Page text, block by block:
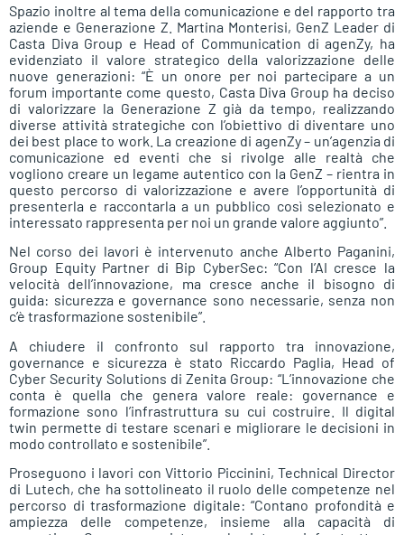
Spazio inoltre al tema della comunicazione e del rapporto tra
aziende e Generazione Z. Martina Monterisi, GenZ Leader di
Casta Diva Group e Head of Communication di agenZy, ha
evidenziato il valore strategico della valorizzazione delle
nuove generazioni: “È un onore per noi partecipare a un
forum importante come questo, Casta Diva Group ha deciso
di valorizzare la Generazione Z già da tempo, realizzando
diverse attività strategiche con l’obiettivo di diventare uno
dei best place to work. La creazione di agenZy – un’agenzia di
comunicazione ed eventi che si rivolge alle realtà che
vogliono creare un legame autentico con la GenZ – rientra in
questo percorso di valorizzazione e avere l’opportunità di
presenterla e raccontarla a un pubblico così selezionato e
interessato rappresenta per noi un grande valore aggiunto”.
Nel corso dei lavori è intervenuto anche Alberto Paganini,
Group Equity Partner di Bip CyberSec: “Con l’AI cresce la
velocità dell’innovazione, ma cresce anche il bisogno di
guida: sicurezza e governance sono necessarie, senza non
c’è trasformazione sostenibile”.
A chiudere il confronto sul rapporto tra innovazione,
governance e sicurezza è stato Riccardo Paglia, Head of
Cyber Security Solutions di Zenita Group: “L’innovazione che
conta è quella che genera valore reale: governance e
formazione sono l’infrastruttura su cui costruire. Il digital
twin permette di testare scenari e migliorare le decisioni in
modo controllato e sostenibile”.
Proseguono i lavori con Vittorio Piccinini, Technical Director
di Lutech, che ha sottolineato il ruolo delle competenze nel
percorso di trasformazione digitale: “Contano profondità e
ampiezza delle competenze, insieme alla capacità di